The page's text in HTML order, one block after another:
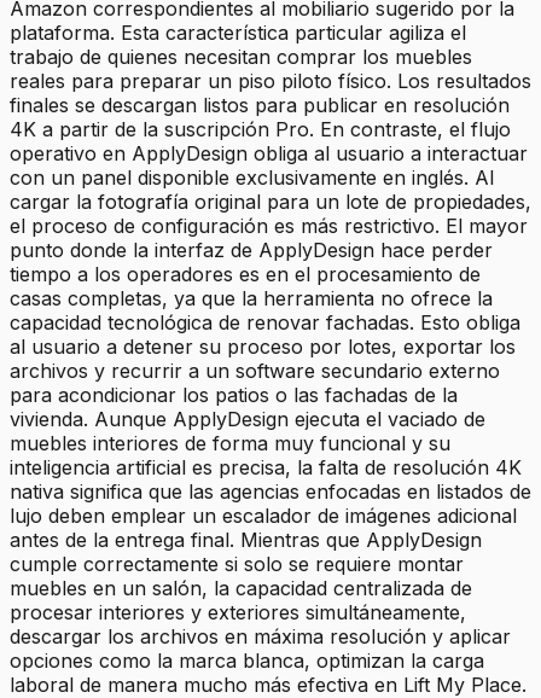
Amazon correspondientes al mobiliario sugerido por la
plataforma. Esta característica particular agiliza el
trabajo de quienes necesitan comprar los muebles
reales para preparar un piso piloto físico. Los resultados
finales se descargan listos para publicar en resolución
4K a partir de la suscripción Pro. En contraste, el flujo
operativo en ApplyDesign obliga al usuario a interactuar
con un panel disponible exclusivamente en inglés. Al
cargar la fotografía original para un lote de propiedades,
el proceso de configuración es más restrictivo. El mayor
punto donde la interfaz de ApplyDesign hace perder
tiempo a los operadores es en el procesamiento de
casas completas, ya que la herramienta no ofrece la
capacidad tecnológica de renovar fachadas. Esto obliga
al usuario a detener su proceso por lotes, exportar los
archivos y recurrir a un software secundario externo
para acondicionar los patios o las fachadas de la
vivienda. Aunque ApplyDesign ejecuta el vaciado de
muebles interiores de forma muy funcional y su
inteligencia artificial es precisa, la falta de resolución 4K
nativa significa que las agencias enfocadas en listados de
lujo deben emplear un escalador de imágenes adicional
antes de la entrega final. Mientras que ApplyDesign
cumple correctamente si solo se requiere montar
muebles en un salón, la capacidad centralizada de
procesar interiores y exteriores simultáneamente,
descargar los archivos en máxima resolución y aplicar
opciones como la marca blanca, optimizan la carga
laboral de manera mucho más efectiva en Lift My Place.